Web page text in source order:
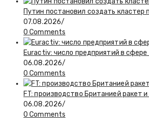
Путин постановил создать кластер
07.08.2026/
0 Comments
Euractiv: число предприятий в сфере
06.08.2026/
0 Comments
FT: производство Британией ракет
06.08.2026/
0 Comments